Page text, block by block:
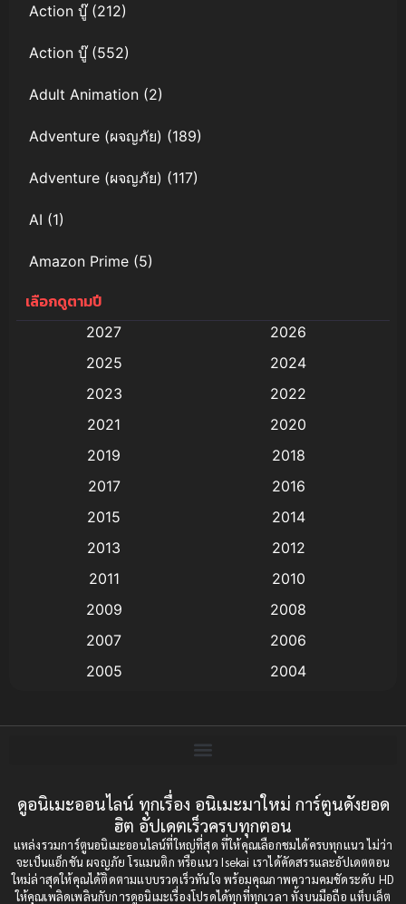
Action บู๊(212)
Action บู๊(552)
Adult Animation (2)
Adventure (ผจญภัย) (189)
Adventure (ผจญภัย) (117)
AI (1)
Amazon Prime (5)
Anal (ประตูหลัง)
Animation การ์ตูน
Animation อนิเมะ
Animation แอนิเมชัน
(9)
Big tits (นมใหญ่)
Bitch (ผู้หญิงร่าน)
Bondage (ทาส)(1)
boys love(1)
Censored (เซ็นเซอร์) (19)
เลือกดูตามปี
2027
2026
2025
2024
2023
2022
2021
2020
2019
2018
2017
2016
2015
2014
2013
2012
2011
2010
2009
2008
2007
2006
2005
2004
2001
2000
1997
1996
1993
1992
1991
1990
1989
1988
ดูอนิเมะออนไลน์ ทุกเรื่อง อนิเมะมาใหม่ การ์ตูนดังยอด
ฮิต อัปเดตเร็วครบทุกตอน
แหล่งรวมการ์ตูนอนิเมะออนไลน์ที่ใหญ่ที่สุด ที่ให้คุณเลือกชมได้ครบทุกแนว ไม่ว่า
จะเป็นแอ็กชัน ผจญภัย โรแมนติก หรือแนว Isekai เราได้คัดสรรและอัปเดตตอน
ใหม่ล่าสุดให้คุณได้ติดตามแบบรวดเร็วทันใจ พร้อมคุณภาพความคมชัดระดับ HD
ให้คุณเพลิดเพลินกับการดูอนิเมะเรื่องโปรดได้ทุกที่ทุกเวลา ทั้งบนมือถือ แท็บเล็ต